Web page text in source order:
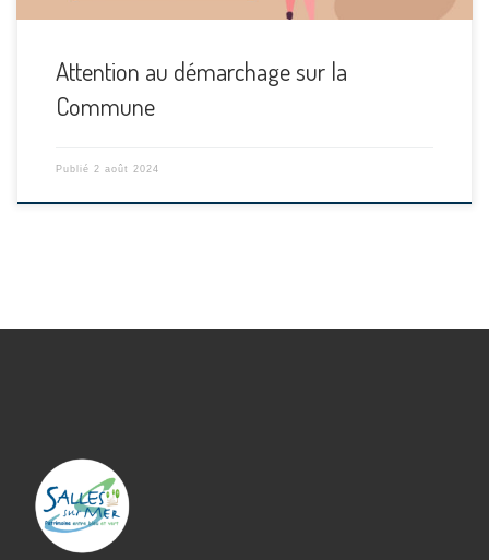
Attention au démarchage sur la
Commune
Publié 2 août 2024